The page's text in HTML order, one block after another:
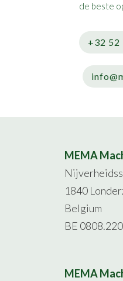
de beste
+32 52
MEMA
1840
Belgium
BE
MEMA